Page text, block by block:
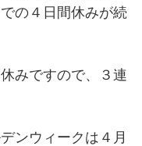
の４日間休みが続
みですので、３連
ンウィークは４月